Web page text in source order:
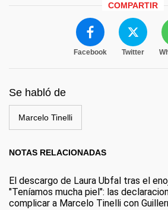
COMPARTIR
Facebook Twitter
Se habló de
Marcelo Tinelli
NOTAS RELACIONADAS
El descargo de Laura Ubfal tras el
"Teníamos mucha piel": las
complicar a Marcelo Tinelli con